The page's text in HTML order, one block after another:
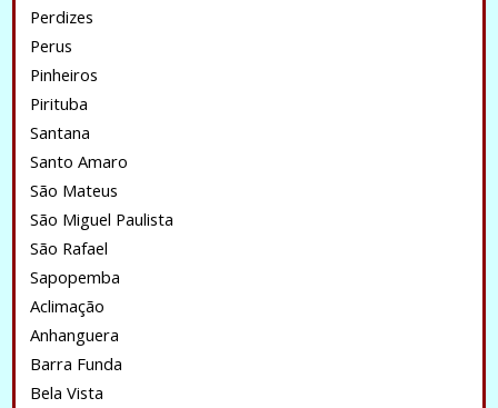
Perdizes
Perus
Pinheiros
Pirituba
Santana
Santo Amaro
São Mateus
São Miguel Paulista
São Rafael
Sapopemba
Aclimação
Anhanguera
Barra Funda
Bela Vista